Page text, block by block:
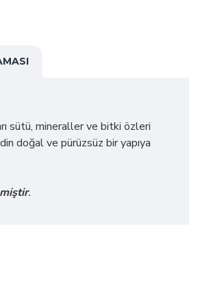
sütü, mineraller ve bitki özleri
doğal ve pürüzsüz bir yapıya
.